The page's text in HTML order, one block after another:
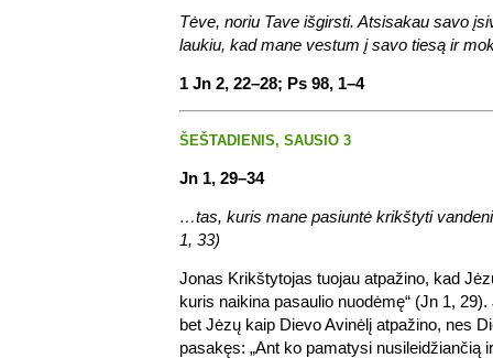
Tėve, noriu Tave išgirsti. Atsisakau savo
laukiu, kad mane vestum į savo tiesą ir
1 Jn 2, 22–28; Ps 98, 1–4
ŠEŠTADIENIS, SAUSIO 3
Jn 1, 29–34
…tas, kuris mane pasiuntė krikštyti
1, 33)
Jonas Krikštytojas tuojau atpažino, kad
kuris naikina pasaulio nuodėmę“ (Jn 1,
bet Jėzų kaip Dievo Avinėlį atpažino, nes
pasakęs: „Ant ko pamatysi nusileidžiančią